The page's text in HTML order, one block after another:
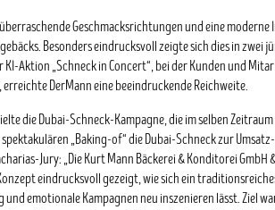
Geschmacksrichtungen und eine moderne
Besonders eindrucksvoll zeigte sich dies in zwei
KI-Aktion „Schneck in Concert“, bei der Kunden und
DerMann eine beeindruckende Reichweite.
die Dubai-Schneck-Kampagne, die im selben
„Baking-of“ die Dubai-Schneck zur
Jury: „Die Kurt Mann Bäckerei & Konditorei GmbH
eindrucksvoll gezeigt, wie sich ein
emotionale Kampagnen neu inszenieren lässt. Ziel